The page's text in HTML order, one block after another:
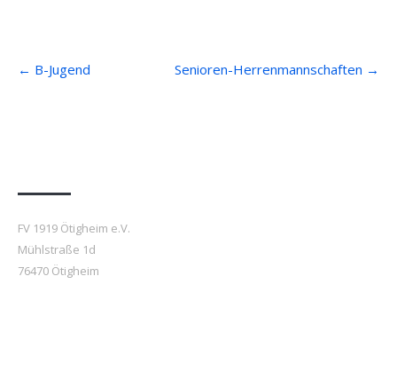
navigation
← B-Jugend Senioren-Herrenmannschaften →
FV 1919 Ötigheim e.V.
Mühlstraße 1d
76470 Ötigheim